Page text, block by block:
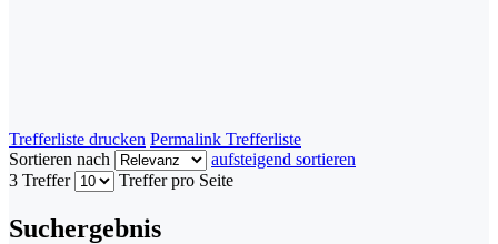
Trefferliste drucken Permalink Trefferliste
Sortieren nach
aufsteigend sortieren
3 Treffer
Treffer pro Seite
Suchergebnis